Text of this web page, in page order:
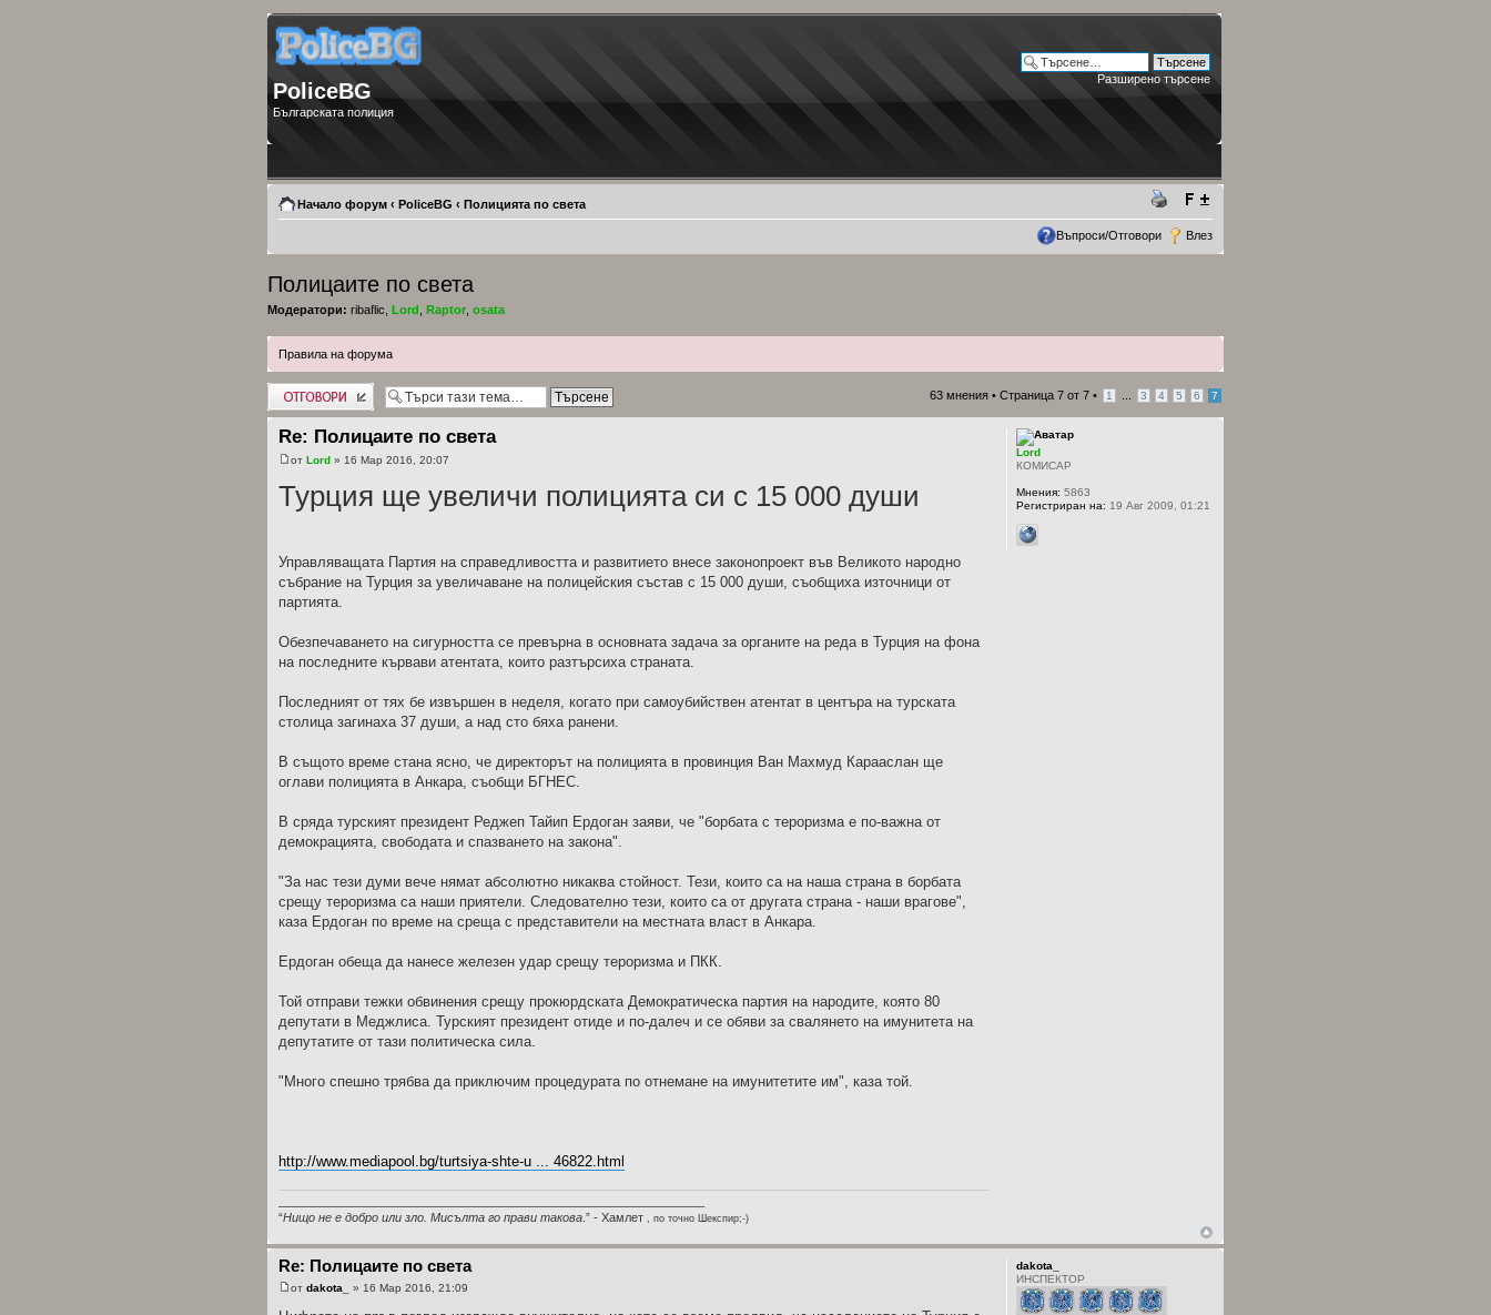
PoliceBG
Българската полиция
Разширено търсене
Начало форум ‹ PoliceBG ‹ Полицията по света
Въпроси/Отговори Влез
Полицаите по света
Модератори: ribaflic Lord Raptor osata
Правила на форума
Добави отговор 63 мнения • Страница 7 от 7 • 1 3 4 5 6 7
Re: Полицаите по света
от Lord » 16 Мар 2016, 20:07
Турция ще увеличи полицията си с 15 000 души
Управляващата Партия на справедливостта и развитието внесе законопроект във Великото народно
събрание на Турция за увеличаване на полицейския състав с 15 000 души, съобщиха източници от
партията.
Обезпечаването на сигурността се превърна в основната задача за органите на реда в Турция на фона
на последните кървави атентата, които разтърсиха страната.
Последният от тях бе извършен в неделя, когато при самоубийствен атентат в центъра на турската
столица загинаха 37 души, а над сто бяха ранени.
В същото време стана ясно, че директорът на полицията в провинция Ван Махмуд Карааслан ще
оглави полицията в Анкара, съобщи БГНЕС.
В сряда турският президент Реджеп Тайип Ердоган заяви, че "борбата с тероризма е по-важна от
демокрацията, свободата и спазването на закона".
"За нас тези думи вече нямат абсолютно никаква стойност. Тези, които са на наша страна в борбата
срещу тероризма са наши приятели. Следователно тези, които са от другата страна - наши врагове",
каза Ердоган по време на среща с представители на местната власт в Анкара.
Ердоган обеща да нанесе железен удар срещу тероризма и ПКК.
Той отправи тежки обвинения срещу прокюрдската Демократическа партия на народите, която 80
депутати в Меджлиса. Турският президент отиде и по-далеч и се обяви за свалянето на имунитета на
депутатите от тази политическа сила.
"Много спешно трябва да приключим процедурата по отнемане на имунитетите им", каза той.
http://www.mediapool.bg/turtsiya-shte-u ... 46822.html
“Нищо не е добро или зло. Мисълта го прави такова .” - Хамлет , по точно Шекспир;-)
Lord
КОМИСАР
Мнения: 5863
Регистриран на: 19 Авг 2009, 01:21
Re: Полицаите по света
от dakota_ » 16 Мар 2016, 21:09
dakota_
ИНСПЕКТОР